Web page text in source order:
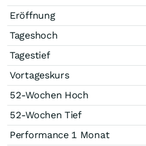
Eröffnung
Tageshoch
Tagestief
Vortageskurs
52-Wochen Hoch
52-Wochen Tief
Performance 1 Monat